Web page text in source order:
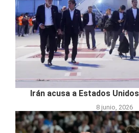
Irán acusa a Estados
8 junio, 2026